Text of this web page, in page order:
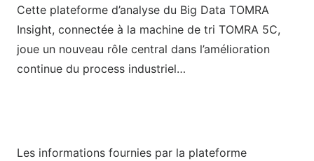
Cette plateforme d’analyse du Big Data TOMRA
Insight, connectée à la machine de tri TOMRA 5C,
joue un nouveau rôle central dans l’amélioration
continue du process industriel…
Les informations fournies par la plateforme